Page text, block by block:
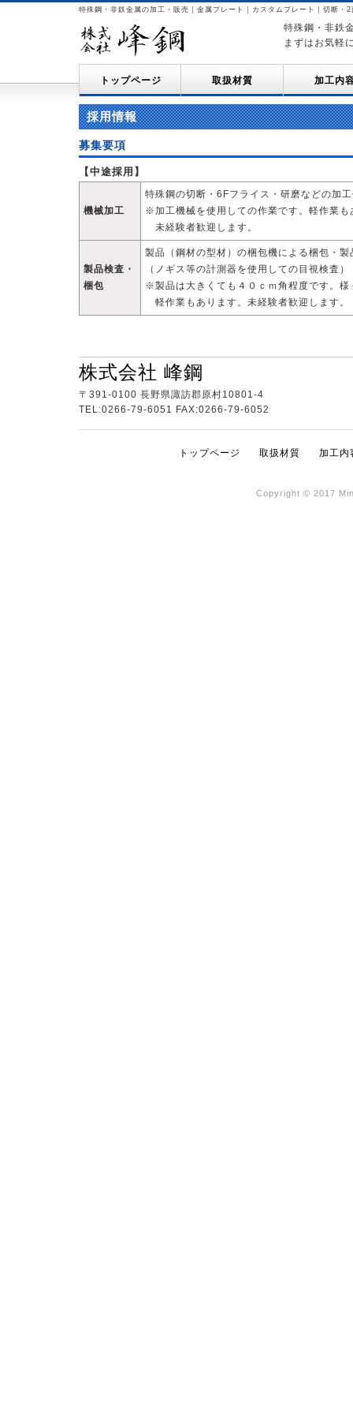
特殊鋼・非鉄金属の加工・販売｜金属プレート｜カスタムプレート｜切断
特殊鋼・非鉄
まずはお気軽
トップページ 取扱材質 加工内
採用情報
募集要項
【中途採用】
機械加工
特殊鋼の切断・6Fフライス・研磨などの加
※加工機械を使用しての作業です。軽作業も
未経験者歓迎します。
製品検査・
梱包
製品（鋼材の型材）の梱包機による梱包・製
（ノギス等の計測器を使用しての目視検査）
※製品は大きくても４０ｃｍ角程度です。
軽作業もあります。未経験者歓迎します。
株式会社 峰鋼
〒391-0100 長野県諏訪郡原村10801-4
TEL:0266-79-6051 FAX:0266-79-6052
トップページ 取扱材質 加工内
Copyright © 2017